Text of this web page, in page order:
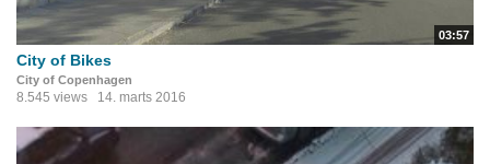
03:57
City of Bikes
City of Copenhagen
8.545 views 14. marts 2016